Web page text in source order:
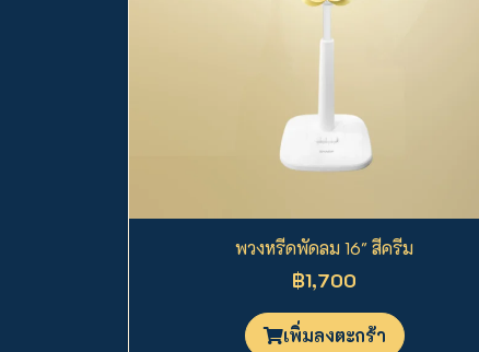
พวงหรีดพัดลม 16" สีครีม
฿1,700
เพิ่มลงตะกร้า